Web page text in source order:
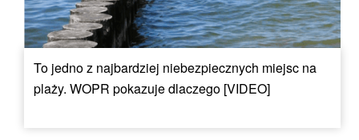
To jedno z najbardziej niebezpiecznych miejsc na
plaży. WOPR pokazuje dlaczego [VIDEO]